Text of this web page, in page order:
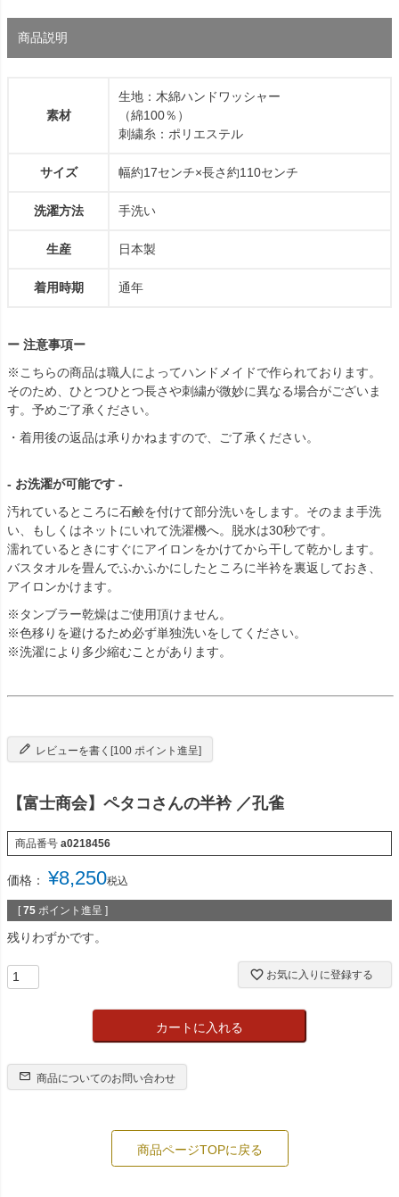
商品説明
素材
生地：木綿ハンドワッシャー
（綿100％）
刺繍糸：ポリエステル
サイズ 幅約17センチ×長さ約110センチ
洗濯方法 手洗い
生産 日本製
着用時期 通年
ー 注意事項ー
※こちらの商品は職人によってハンドメイドで作られております。
そのため、ひとつひとつ長さや刺繍が微妙に異なる場合がございま
す。予めご了承ください。
・着用後の返品は承りかねますので、ご了承ください。
- お洗濯が可能です -
汚れているところに石鹸を付けて部分洗いをします。そのまま手洗
い、もしくはネットにいれて洗濯機へ。脱水は30秒です。
濡れているときにすぐにアイロンをかけてから干して乾かします。
バスタオルを畳んでふかふかにしたところに半衿を裏返しておき、
アイロンかけます。
※タンブラー乾燥はご使用頂けません。
※色移りを避けるため必ず単独洗いをしてください。
※洗濯により多少縮むことがあります。
レビューを書く[100 ポイント進呈]
【富士商会】ペタコさんの半衿 ／孔雀
商品番号 a0218456
価格： ¥8,250税込
[ 75 ポイント進呈 ]
残りわずかです。
お気に入りに登録する
カートに入れる
商品についてのお問い合わせ
商品ページTOPに戻る